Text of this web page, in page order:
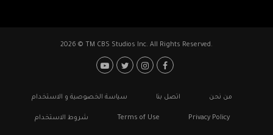
2026 © TM CBS Studios Inc. All Rights Reserved.
Footer: Social Media
من نحن اتصل بنا سياسة الخصوصية و الاستخدام
Privacy Policy
Terms of Use شروط الاستخدام